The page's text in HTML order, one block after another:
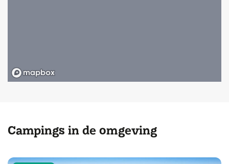
Campings in de omgeving